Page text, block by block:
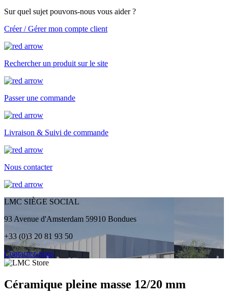
Sur quel sujet pouvons-nous vous aider ?
Créer / Gérer mon compte client
Rechercher un produit sur le site
Passer une commande
Livraison & Suivi de commande
Nous contacter
LMC SIÈGE SOCIAL
93 Avenue d'Amsterdam 59910 Bondues
+33 (0)3 20 81 93 50
Contactez-nous
Céramique pleine masse 12/20 mm